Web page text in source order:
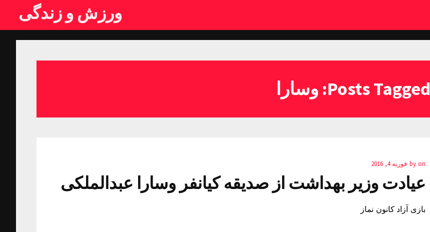
ورزش و زندگی
Posts Tagged: وسارا
by on فوریه 4, 2016
عیادت وزیر بهداشت از صدیقه کیانفر وسارا عبدالملکی
بازی آزاد کانون نماز